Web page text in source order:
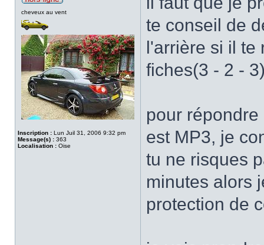
cheveux au vent
Inscription : Lun Juil 31, 2006 9:32 pm
Message(s) : 363
Localisation : Oise
te conseil de
l'arrière si il te
fiches(3 - 2 -
pour
est MP3, je
tu ne risques
minutes alors
protection de